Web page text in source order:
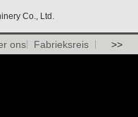
Co., Ltd.
ons Fabrieksreis >>